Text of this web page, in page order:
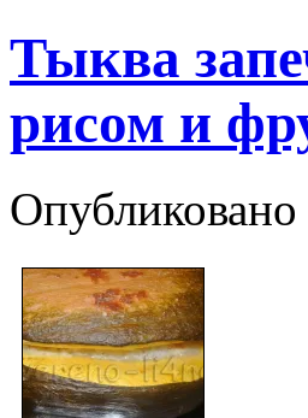
Тыква
рисом и
Опубликовано